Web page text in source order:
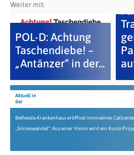
Weiter mit:
POL-D: Achtung
Taschendiebe! –
„Antänzer“ in der...
Aktuell in
der
Bethesda-Krankenhaus eröffnet innovatives
„Sinneswandel“: Aus einer Vision wird ein Kunst-